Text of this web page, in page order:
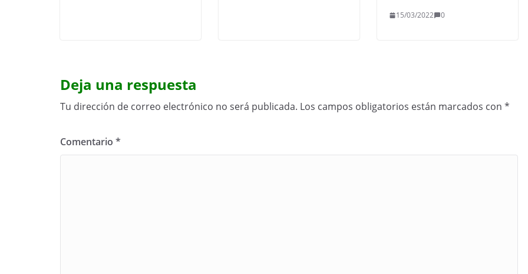
15/03/2022 0
Deja una respuesta
Tu dirección de correo electrónico no será publicada. Los campos obligatorios están marcados con *
Comentario *